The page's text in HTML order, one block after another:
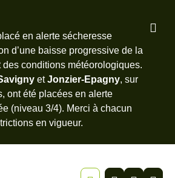
en alerte sécheresse
d’une baisse progressive de la
des conditions météorologiques.
etJonzier-Epagny, sur
ont été placées en alerte
(niveau 3/4). Merci à chacun
en vigueur.